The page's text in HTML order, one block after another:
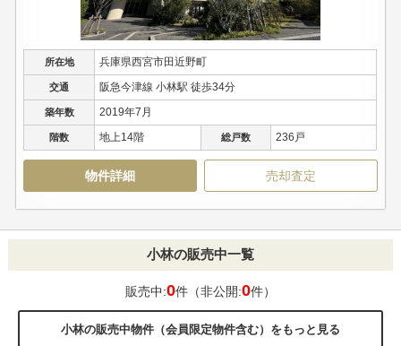
所在地 兵庫県西宮市田近野町
交通 阪急今津線 小林駅 徒歩34分
築年数 2019年7月
階数 地上14階 総戸数 236戸
物件詳細 売却査定
小林の販売中一覧
販売中:0件（非公開:0件）
小林の販売中物件（会員限定物件含む）をもっと見る